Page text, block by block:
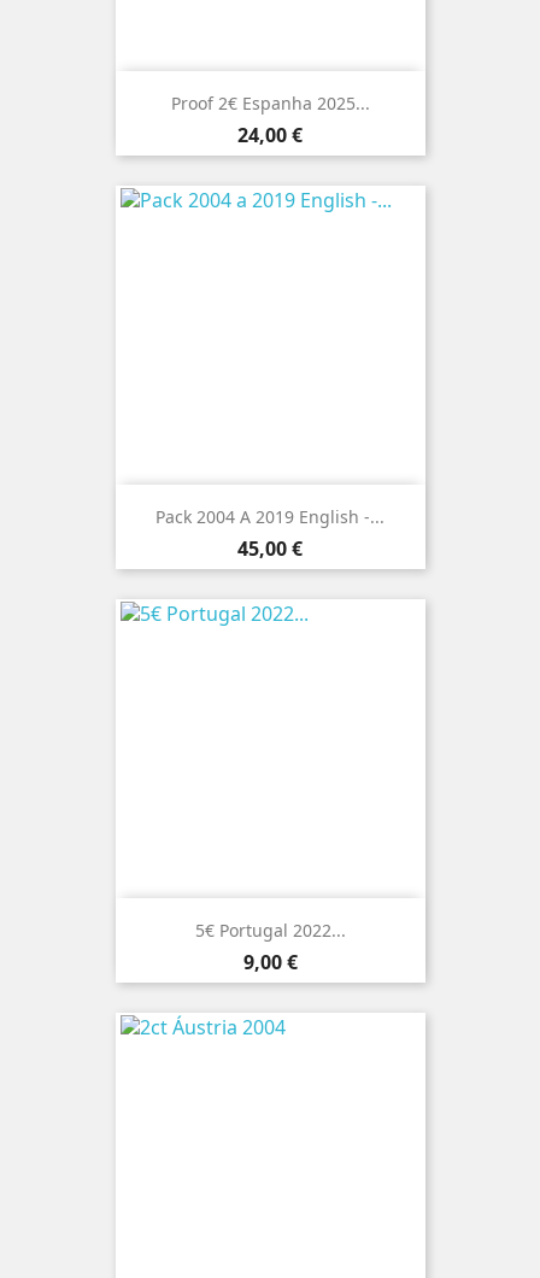
Proof 2€ Espanha 2025...
Preço
24,00 €
Pack 2004 A 2019 English -...
Preço
45,00 €
5€ Portugal 2022...
Preço
9,00 €